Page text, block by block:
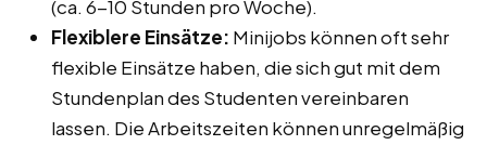
(ca. 6-10 Stunden pro Woche).
Flexiblere Einsätze: Minijobs können oft sehr
flexible Einsätze haben, die sich gut mit dem
Stundenplan des Studenten vereinbaren
lassen. Die Arbeitszeiten können unregelmäßig